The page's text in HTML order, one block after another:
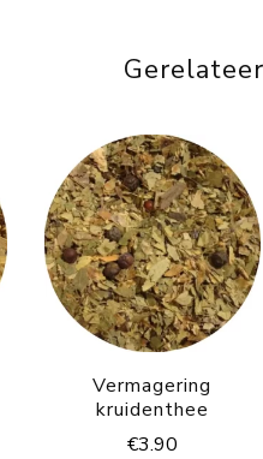
Vermagering
kruidenthee
€3.90